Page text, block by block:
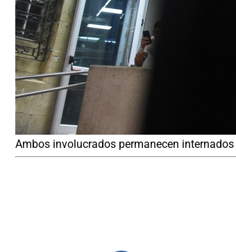
Ambos involucrados permanecen